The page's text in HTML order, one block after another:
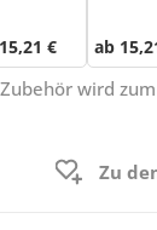
€ ab
wird
Zu